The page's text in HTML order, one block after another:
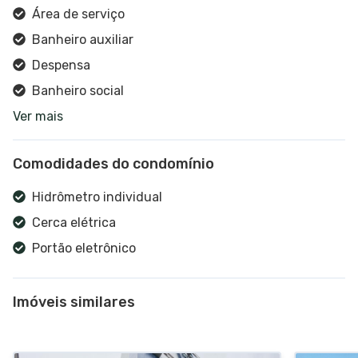
Área de serviço
Banheiro auxiliar
Despensa
Banheiro social
Cozinha
Interfone
Sacada
Varanda
Churrasqueira
Ver mais
Comodidades do condomínio
Hidrômetro individual
Cerca elétrica
Portão eletrônico
Imóveis similares